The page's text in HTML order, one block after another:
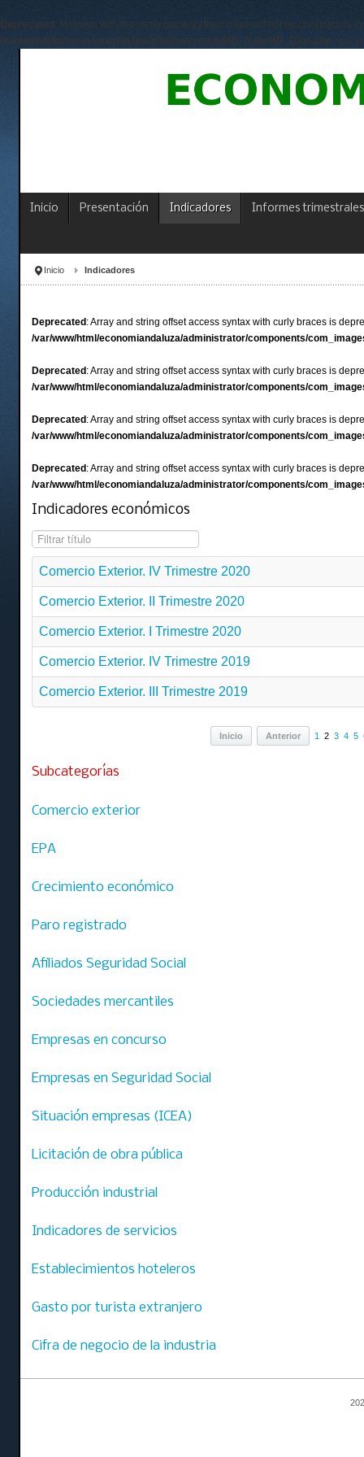
Deprecated : Methods with the same name as their class will not be constructors
/var/www/html/economiandaluza/plugins/system/HD_Date/HD_Date.php
Inicio Presentación Indicadores Informes trimestrales
Inicio Indicadores
Deprecated : Array and string offset access syntax with curly braces is
/var/www/html/economiandaluza/administrator/components/
Deprecated : Array and string offset access syntax with curly braces is
/var/www/html/economiandaluza/administrator/components/
Deprecated : Array and string offset access syntax with curly braces is
/var/www/html/economiandaluza/administrator/components/
Deprecated : Array and string offset access syntax with curly braces is
/var/www/html/economiandaluza/administrator/components/
Indicadores económicos
Filtrar título
Comercio Exterior. IV Trimestre 2020
Comercio Exterior. II Trimestre 2020
Comercio Exterior. I Trimestre 2020
Comercio Exterior. IV Trimestre 2019
Comercio Exterior. III Trimestre 2019
Inicio Anterior 1 2 3 4 5
Subcategorías
Comercio exterior
EPA
Crecimiento económico
Paro registrado
Afiliados Seguridad Social
Sociedades mercantiles
Empresas en concurso
Empresas en Seguridad Social
Situación empresas (ICEA)
Licitación de obra pública
Producción industrial
Indicadores de servicios
Establecimientos hoteleros
Gasto por turista extranjero
Cifra de negocio de la industria